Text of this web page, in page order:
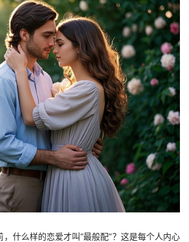
么样的恋爱才叫“最般配”？这是每个人内心